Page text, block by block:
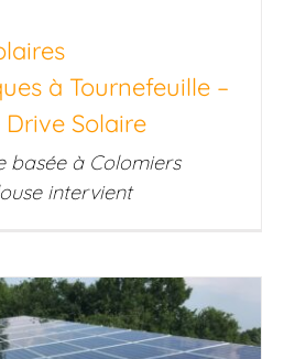
à Tournefeuille –
Solaire
basée à Colomiers
intervient